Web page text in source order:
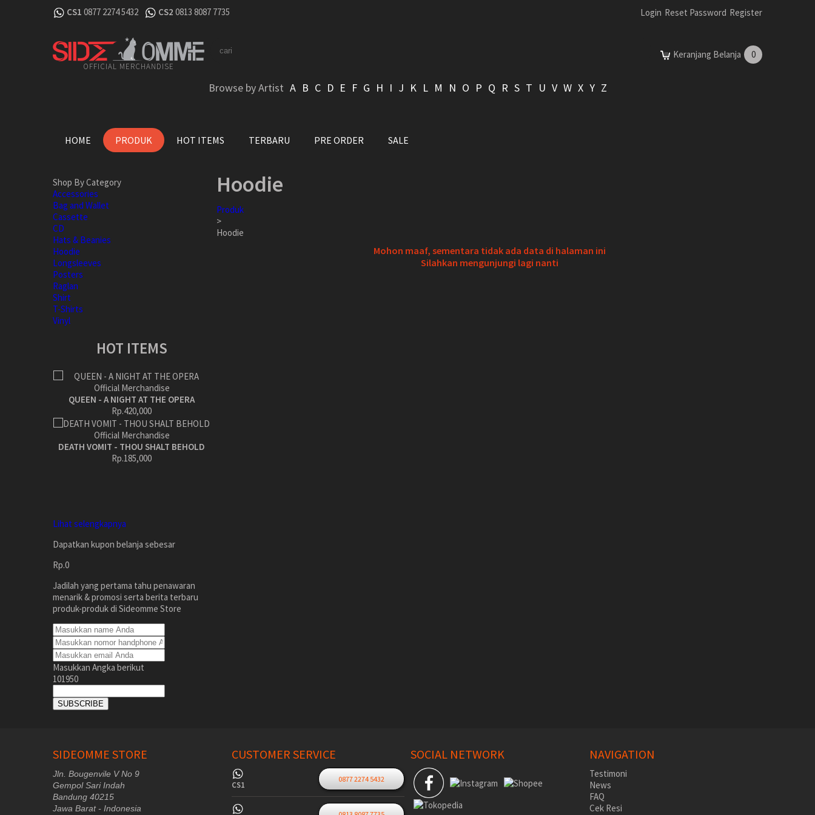
CS1 0877 2274 5432 CS2 0813 8087 7735 Login Reset Password Register
OFFICIAL MERCHANDISE
Keranjang Belanja 0
Browse by Artist A B C D E F G H I J K L M N O P Q R S T U V W X Y Z
HOME PRODUK HOT ITEMS TERBARU PRE ORDER SALE
Shop By Category
Accessories
Bag and Wallet
Cassette
CD
Hats & Beanies
Hoodie
Longsleeves
Posters
Raglan
Shirt
T-Shirts
Vinyl
HOT ITEMS
QUEEN - A NIGHT AT THE OPERA
Rp.420,000
DEATH VOMIT - THOU SHALT BEHOLD
Rp.185,000
Lihat selengkapnya
Dapatkan kupon belanja sebesar
Rp.0
Jadilah yang pertama tahu penawaran
menarik & promosi serta berita terbaru
produk-produk di Sideomme Store
Masukkan Angka berikut
101950
SUBSCRIBE
Hoodie
Produk
>
Hoodie
Mohon maaf, sementara tidak ada data di halaman ini
Silahkan mengunjungi lagi nanti
SIDEOMME STORE
Jln. Bougenvile V No 9
Gempol Sari Indah
Bandung 40215
Jawa Barat - Indonesia
CUSTOMER SERVICE
CS1
0877 2274 5432
SOCIAL NETWORK NAVIGATION
Testimoni
News
FAQ
Cek Resi